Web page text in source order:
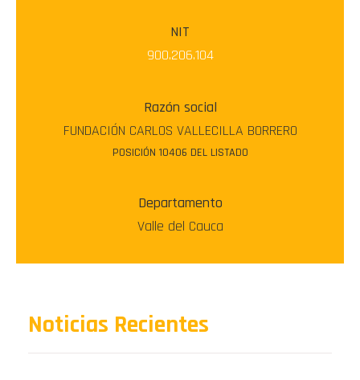
NIT
900.206.104
Razón social
FUNDACIÓN CARLOS VALLECILLA BORRERO
POSICIÓN 10406 DEL LISTADO
Departamento
Valle del Cauca
Noticias Recientes